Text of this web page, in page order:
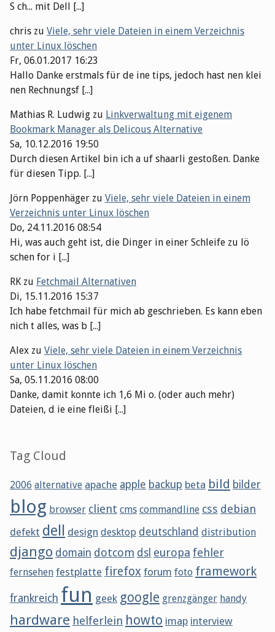
S ch... mit Dell [...]
chris zu Viele, sehr viele Dateien in einem Verzeichnis
unter Linux löschen
Fr, 06.01.2017 16:23
Hallo Danke erstmals für de ine tips, jedoch hast nen klei
nen Rechnungsf [...]
Mathias R. Ludwig zu Linkverwaltung mit eigenem
Bookmark Manager als Delicous Alternative
Sa, 10.12.2016 19:50
Durch diesen Artikel bin ich a uf shaarli gestoßen. Danke
für diesen Tipp. [...]
Jörn Poppenhäger zu Viele, sehr viele Dateien in einem
Verzeichnis unter Linux löschen
Do, 24.11.2016 08:54
Hi, was auch geht ist, die Dinger in einer Schleife zu lö
schen for i [...]
RKzu Fetchmail Alternativen
Di, 15.11.2016 15:37
Ich habe fetchmail für mich ab geschrieben. Es kann eben
nich t alles, was b [...]
Alex zu Viele, sehr viele Dateien in einem Verzeichnis
unter Linux löschen
Sa, 05.11.2016 08:00
Danke, damit konnte ich 1,6 Mi o. (oder auch mehr)
Dateien, d ie eine fleißi [...]
Tag Cloud
2006 alternative apache apple backup beta bild bilder
blog browser client cms commandline css debian
defekt dell design desktop deutschland distribution
django domain dotcom dsl europa fehler
fernsehen festplatte firefox forum foto framework
frankreich fun geek google grenzgänger handy
hardware helferlein howto imap interview